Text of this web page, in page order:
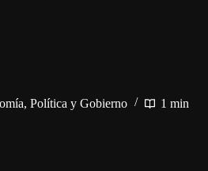
, Política y Gobierno 1 min